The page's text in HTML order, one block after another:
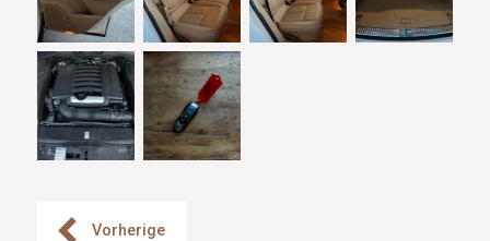
Vorherige